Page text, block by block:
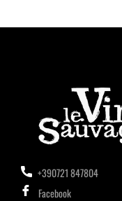
+390721 847804
Facebook